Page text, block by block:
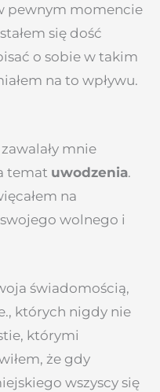
pewnym momencie
się dość
o sobie w takim
na to wpływu.
mnie
temat uwodzenia.
na
wolnego i
świadomością,
których nigdy nie
którymi
że gdy
wszyscy się